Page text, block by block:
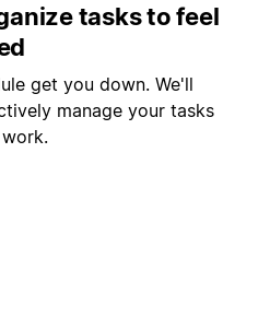
tasks to feel
get you down. We'll
manage your tasks